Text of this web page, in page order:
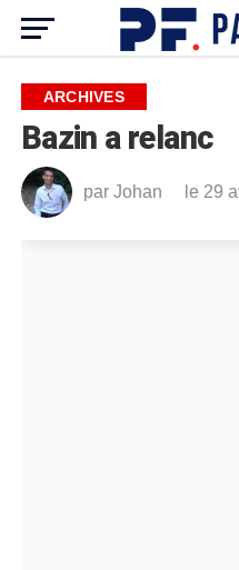
ARCHIVES
Bazin a relanc
par Johan le 29